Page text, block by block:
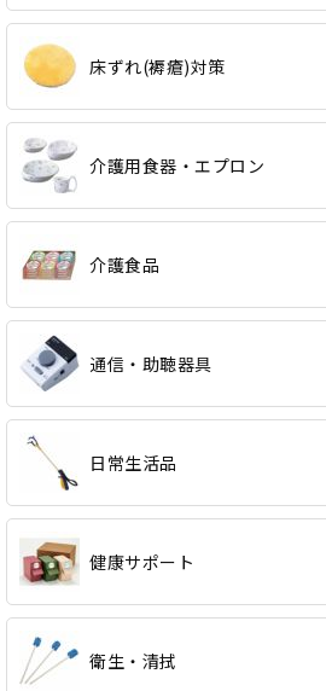
床ずれ(褥瘡)対策
介護用食器・エプロン
介護食品
通信・助聴器具
日常生活品
健康サポート
衛生・清拭